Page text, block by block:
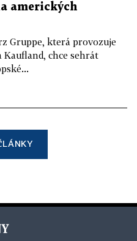
amerických
Gruppe, která provozuje
chce sehrát